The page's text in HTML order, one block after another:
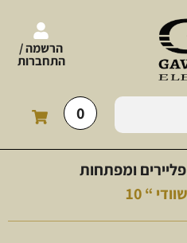
הרשמה /
התחברות
0
פליירים ומפתחות